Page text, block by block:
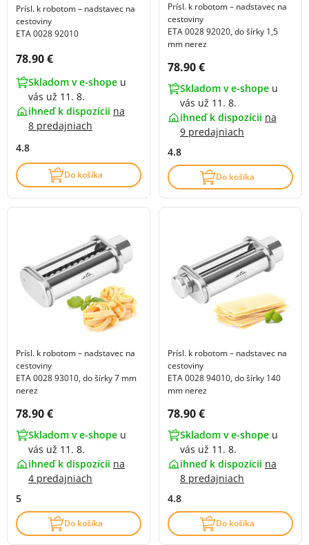
Prísl. k robotom – nadstavec na
cestoviny
ETA 0028 92010
Cena s DPH:
78.90 €
Skladom v e-shope u
vás už 11. 8.
ihneď k dispozícii na
8 predajniach
4.8
Do košíka
Prísl. k robotom – nadstavec na
cestoviny
ETA 0028 92020, do šírky 1,5
mm nerez
Cena s DPH:
78.90 €
Skladom v e-shope u
vás už 11. 8.
ihneď k dispozícii na
9 predajniach
4.8
Do košíka
Prísl. k robotom – nadstavec na
cestoviny
ETA 0028 93010, do šírky 7 mm
nerez
Cena s DPH:
78.90 €
Skladom v e-shope u
vás už 11. 8.
ihneď k dispozícii na
4 predajniach
5
Do košíka
Prísl. k robotom – nadstavec na
cestoviny
ETA 0028 94010, do šírky 140
mm nerez
Cena s DPH:
78.90 €
Skladom v e-shope u
vás už 11. 8.
ihneď k dispozícii na
8 predajniach
4.8
Do košíka